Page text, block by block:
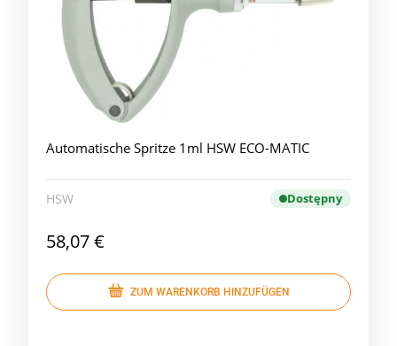
Automatische Spritze 1ml HSW ECO-MATIC
HSW Dostępny
58,07 €
ZUM WARENKORB HINZUFÜGEN